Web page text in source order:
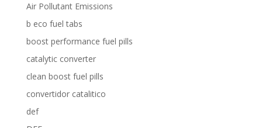
Air Pollutant Emissions
b eco fuel tabs
boost performance fuel pills
catalytic converter
clean boost fuel pills
convertidor catalitico
def